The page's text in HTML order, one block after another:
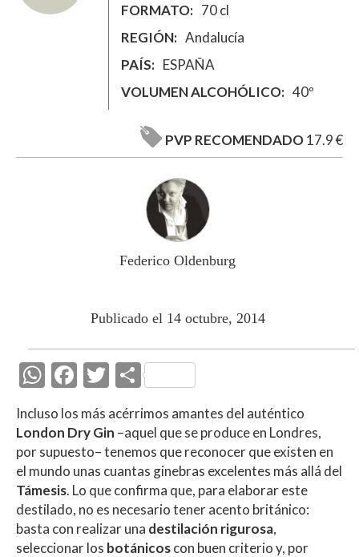
FORMATO
70 cl
REGIÓN
Andalucía
PAÍS
ESPAÑA
VOLUMEN ALCOHÓLICO
40º
PVP RECOMENDADO17.9 €
Federico Oldenburg
Publicado el 14 octubre, 2014
W
at
s
A
p
p
F
ac
e
b
o
o
k
T
w
itt
er
C
o
m
p
ar
ti
r
Incluso los más acérrimos amantes del auténtico
London Dry Gin –aquel que se produce en Londres,
por supuesto– tenemos que reconocer que existen en
el mundo unas cuantas ginebras excelentes más allá del
Támesis. Lo que confirma que, para elaborar este
destilado, no es necesario tener acento británico:
basta con realizar una destilación rigurosa,
seleccionar los botánicoscon buen criterio y, por